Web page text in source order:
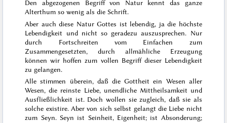
Den abgezogenen Begriff von Natur kennt das ganze
Alterthum so wenig als die Schrift.
Aber auch diese Natur Gottes ist lebendig, ja die höchste
Lebendigkeit und nicht so geradezu auszusprechen. Nur
durch Fortschreiten vom Einfachen zum
Zusammengesetzten, durch allmähliche Erzeugung
können wir hoffen zum vollen Begriff dieser Lebendigkeit
zu gelangen.
Alle stimmen überein, daß die Gottheit ein Wesen aller
Wesen, die reinste Liebe, unendliche Mittheilsamkeit und
Ausfließlichkeit ist. Doch wollen sie zugleich, daß sie als
solche existire. Aber von sich selbst gelangt die Liebe nicht
zum Seyn. Seyn ist Seinheit, Eigenheit; ist Absonderung;